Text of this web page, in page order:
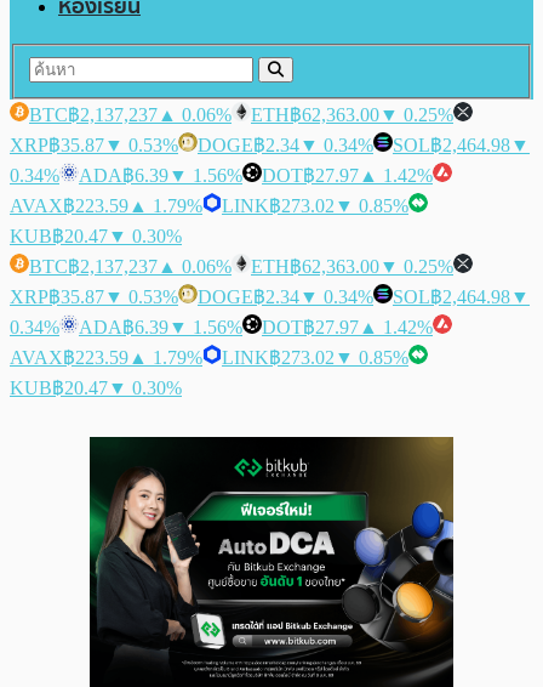
BTC฿2,137,237 ▲ 0.06% ETH฿62,363.00▼ 0.25%
XRP฿35.87▼ 0.53% DOGE฿2.34▼ 0.34% SOL฿2,464.98▼
0.34%
ADA฿6.39▼ 1.56% DOT฿27.97 ▲ 1.42%
AVAX฿223.59 ▲ 1.79% LINK฿273.02 ▼ 0.85%
KUB฿20.47▼ 0.30%
BTC฿2,137,237 ▲ 0.06% ETH฿62,363.00▼ 0.25%
XRP฿35.87▼ 0.53% DOGE฿2.34▼ 0.34% SOL฿2,464.98▼
0.34%
ADA฿6.39▼ 1.56% DOT฿27.97 ▲ 1.42%
AVAX฿223.59 ▲ 1.79% LINK฿273.02 ▼ 0.85%
KUB฿20.47▼ 0.30%